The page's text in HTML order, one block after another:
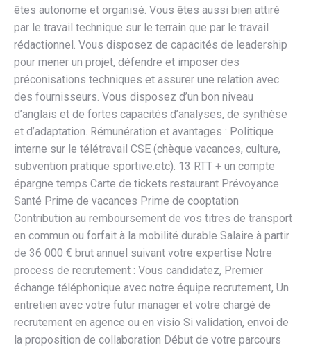
êtes autonome et organisé. Vous êtes aussi bien attiré
par le travail technique sur le terrain que par le travail
rédactionnel. Vous disposez de capacités de leadership
pour mener un projet, défendre et imposer des
préconisations techniques et assurer une relation avec
des fournisseurs. Vous disposez d’un bon niveau
d’anglais et de fortes capacités d’analyses, de synthèse
et d’adaptation. Rémunération et avantages : Politique
interne sur le télétravail CSE (chèque vacances, culture,
subvention pratique sportive.etc). 13 RTT + un compte
épargne temps Carte de tickets restaurant Prévoyance
Santé Prime de vacances Prime de cooptation
Contribution au remboursement de vos titres de transport
en commun ou forfait à la mobilité durable Salaire à partir
de 36 000 € brut annuel suivant votre expertise Notre
process de recrutement : Vous candidatez, Premier
échange téléphonique avec notre équipe recrutement, Un
entretien avec votre futur manager et votre chargé de
recrutement en agence ou en visio Si validation, envoi de
la proposition de collaboration Début de votre parcours